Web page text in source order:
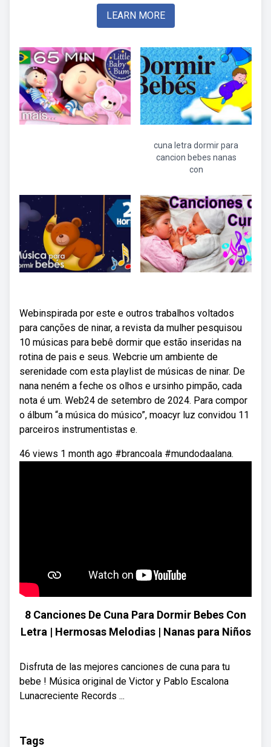
LEARN MORE
cuna letra dormir para
cancion bebes nanas
con
Webinspirada por este e outros trabalhos voltados
para canções de ninar, a revista da mulher pesquisou
10 músicas para bebê dormir que estão inseridas na
rotina de pais e seus. Webcrie um ambiente de
serenidade com esta playlist de músicas de ninar. De
nana neném a feche os olhos e ursinho pimpão, cada
nota é um. Web24 de setembro de 2024. Para compor
o álbum “a música do músico”, moacyr luz convidou 11
parceiros instrumentistas e.
46 views 1 month ago #brancoala #mundodaalana.
8 Canciones De Cuna Para Dormir Bebes Con
Letra | Hermosas Melodias | Nanas para Niños
Disfruta de las mejores canciones de cuna para tu
bebe ! Música original de Victor y Pablo Escalona
Lunacreciente Records ...
Tags